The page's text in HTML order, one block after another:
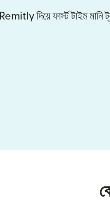
Remitly দিয়ে ফার্স্ট টাইম মানি